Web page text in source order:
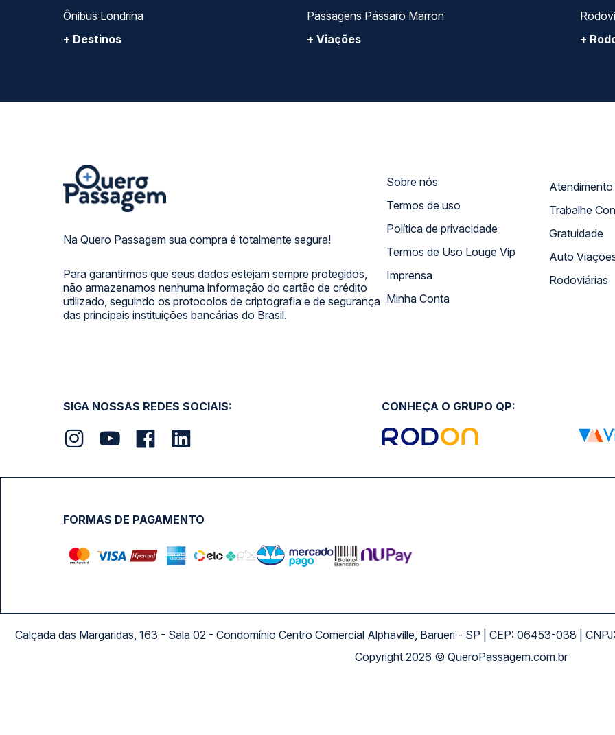
Ônibus Londrina
+ Destinos
Passagens Pássaro Marron
+ Viações
+
Na Quero Passagem sua compra é totalmente segura!
Para garantirmos que seus dados estejam sempre protegidos,
não armazenamos nenhuma informação do cartão de crédito
utilizado, seguindo os protocolos de criptografia e de segurança
das principais instituições bancárias do Brasil.
Sobre nós
Termos de uso
Política de privacidade
Termos de Uso Louge Vip
Imprensa
Minha Conta
Trabalhe
Gratuidade
Auto
Rodoviárias
SIGA NOSSAS REDES SOCIAIS: CONHEÇA O GRUPO QP:
FORMAS DE PAGAMENTO
Calçada das Margaridas, 163 - Sala 02 - Condomínio Centro Comercial Alphaville, Barueri - SP | CEP: 06453-038 |
Copyright 2026 © QueroPassagem.com.br